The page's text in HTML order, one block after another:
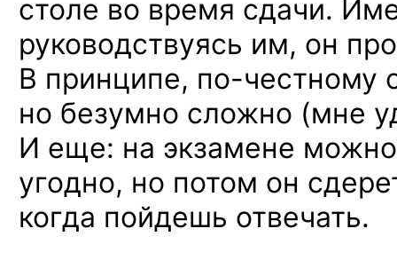
столе во время сдачи.
руководствуясь им, он
В принципе, по-честному
но безумно сложно (мне
И еще: на экзамене можно
угодно, но потом он
когда пойдешь отвечать.